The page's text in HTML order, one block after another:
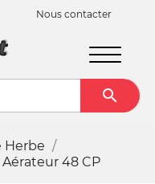
Nous contacter

Herbe
Aérateur 48 CP